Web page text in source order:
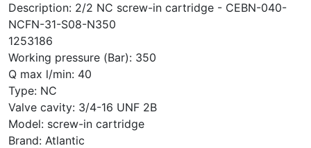
Description: 2/2 NC screw-in cartridge - CEBN-040-
NCFN-31-S08-N350
1253186
Working pressure (Bar): 350
Q max l/min: 40
Type: NC
Valve cavity: 3/4-16 UNF 2B
Model: screw-in cartridge
Brand: Atlantic